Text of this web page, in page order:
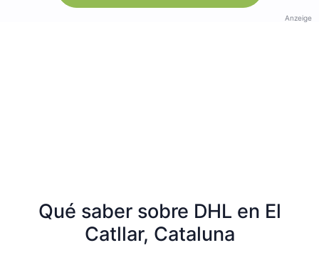
Anzeige
Qué saber sobre DHL en El
Catllar, Cataluna